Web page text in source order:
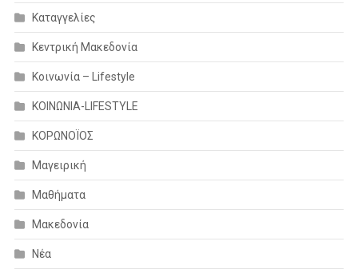
Καταγγελίες
Κεντρική Μακεδονία
Κοινωνία – Lifestyle
ΚΟΙΝΩΝΙΑ-LIFESTYLE
ΚΟΡΩΝΟΪΟΣ
Μαγειρική
Μαθήματα
Μακεδονία
Νέα